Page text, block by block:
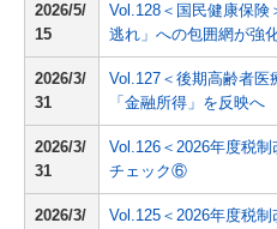
2026/5/
15
Vol.128＜国民健康保
逃れ」への包囲網が強
2026/3/
31
Vol.127＜後期高齢者医
「金融所得」を反映へ
2026/3/
31
Vol.126＜2026年度税
チェック⑥
2026/3/
Vol.125＜2026年度税